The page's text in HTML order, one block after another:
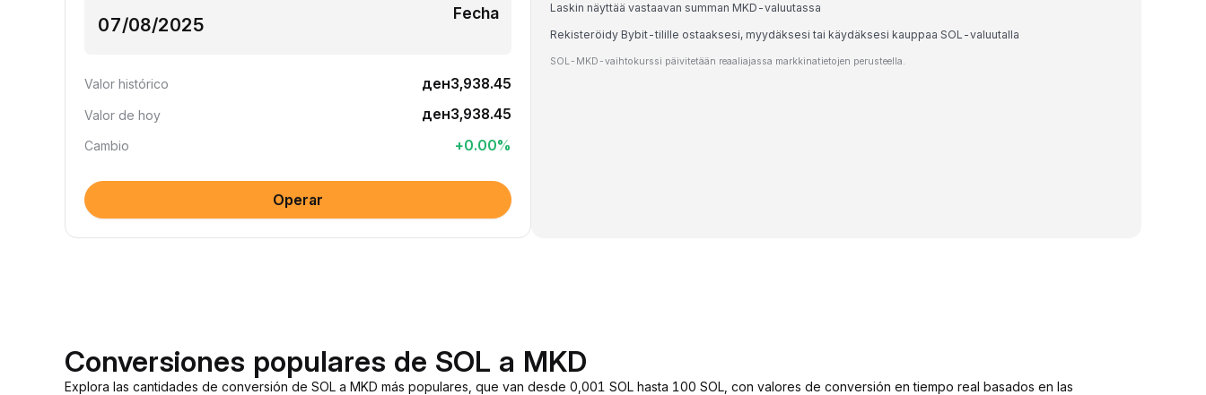
Fecha
Valor histórico ден3,938.45
Valor de hoy ден3,938.45
Cambio +0.00%
Operar
Laskin näyttää vastaavan summan MKD-valuutassa
Rekisteröidy Bybit-tilille ostaaksesi, myydäksesi tai käydäksesi kauppaa SOL-valuutalla
SOL-MKD-vaihtokurssi päivitetään reaaliajassa markkinatietojen perusteella.
Conversiones populares de SOL a MKD
Explora las cantidades de conversión de SOL a MKD más populares, que van desde 0,001 SOL hasta 100 SOL, con valores de conversión en tiempo real basados en las